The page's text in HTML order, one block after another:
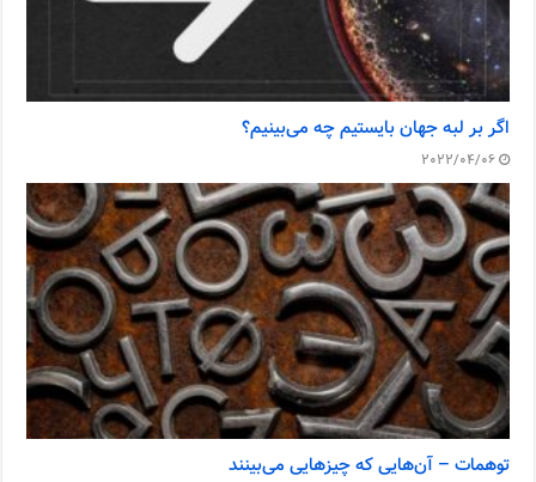
اگر بر لبه جهان بایستیم چه می‌بینیم؟
2022/04/06
توهمات – آن‌هایی که چیزهایی می‌بینند